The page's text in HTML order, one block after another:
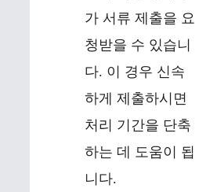
가 서류 제출을 요
청받을 수 있습니
다. 이 경우 신속
하게 제출하시면
처리 기간을 단축
하는 데 도움이 됩
니다.